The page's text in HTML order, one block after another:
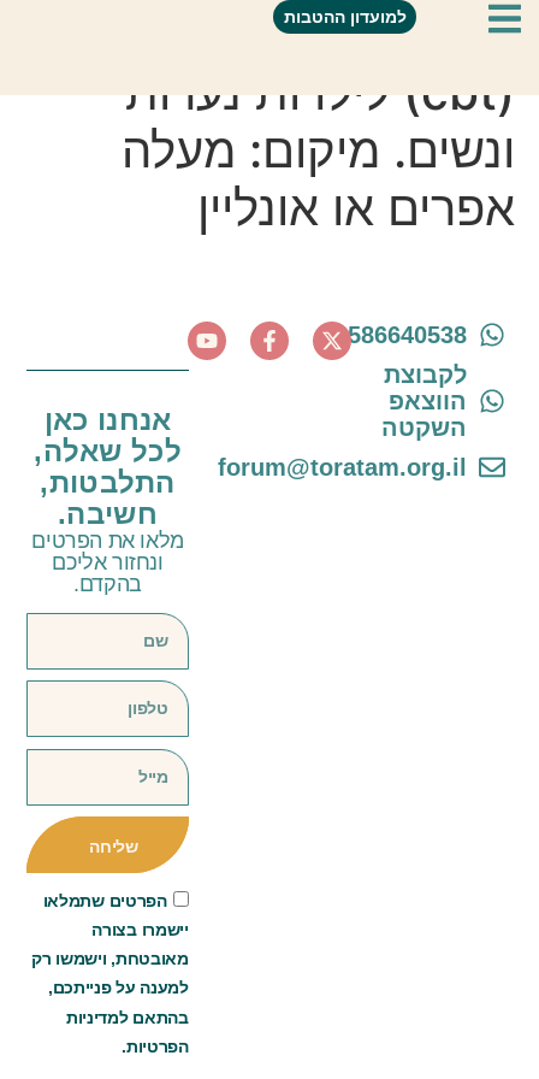
למועדון ההטבות
טיפול קוגנטיבי התנהגותי
(cbt) לילדות נערות
ונשים. מיקום: מעלה
אפרים או אונליין
0586640538
לקבוצת
הווצאפ
השקטה
forum@toratam.org.il
אנחנו כאן
לכל שאלה,
התלבטות,
חשיבה.
מלאו את הפרטים
ונחזור אליכם
בהקדם.
הפרטים שתמלאו
יישמרו בצורה
מאובטחת, וישמשו רק
למענה על פנייתכם,
בהתאם למדיניות
הפרטיות.
שליחה